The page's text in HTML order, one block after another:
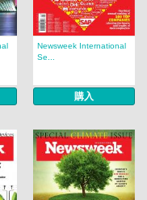
Newsweek International
Se...
購入